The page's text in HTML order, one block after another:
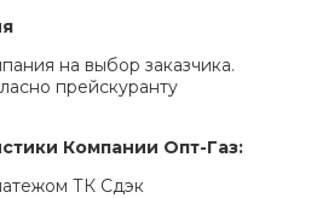
на выбор заказчика.
прейскуранту
Компании Опт-Газ:
ТК Сдэк